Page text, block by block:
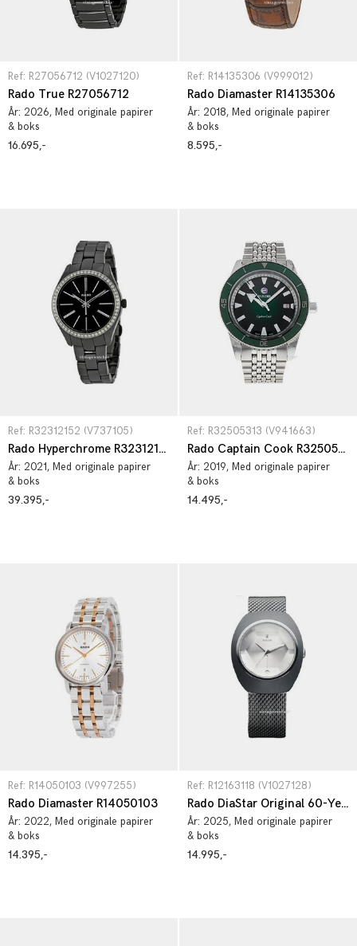
Ref: R27056712 (V1027120)
Rado True R27056712
År: 2026, Med originale papirer
& boks
16.695,-
Ref: R14135306 (V999012)
Rado Diamaster R14135306
År: 2018, Med originale papirer
& boks
8.595,-
Ref: R32312152 (V737105)
Rado Hyperchrome R32312152
År: 2021, Med originale papirer
& boks
39.395,-
Ref: R32505313 (V941663)
Rado Captain Cook R32505313
År: 2019, Med originale papirer
& boks
14.495,-
Ref: R14050103 (V997255)
Rado Diamaster R14050103
År: 2022, Med originale papirer
& boks
14.395,-
Ref: R12163118 (V1027128)
Rado DiaStar Original 60-Year Anniversary Edition R12163118
År: 2025, Med originale papirer
& boks
14.995,-